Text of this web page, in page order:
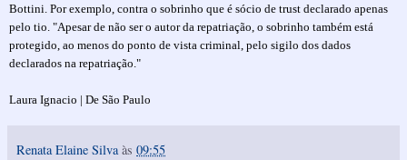
Bottini. Por exemplo, contra o sobrinho que é sócio de trust declarado apenas
pelo tio. "Apesar de não ser o autor da repatriação, o sobrinho também está
protegido, ao menos do ponto de vista criminal, pelo sigilo dos dados
declarados na repatriação."
Laura Ignacio | De São Paulo
Renata Elaine Silva às 09:55